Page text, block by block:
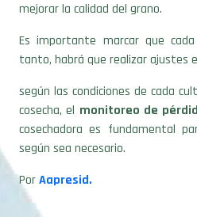
mejorar la calidad del grano.
Es importante marcar que
tanto, habrá que realizar ajustes
según las condiciones de cada
cosecha, el monitoreo de
cosechadora es fundamental
según sea necesario.
PorAapresid.